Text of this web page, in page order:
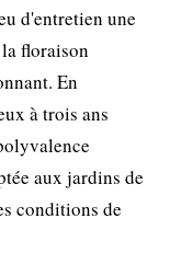
d'entretien une
floraison
En
à trois ans
aux jardins de
conditions de